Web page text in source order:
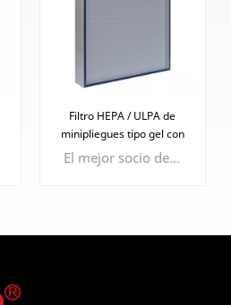
Filtro HEPA / ULPA de
minipliegues tipo gel con
buen sellado
El mejor socio del marco de filo de cuchillo, rendimiento de sellado más efectivo y eficiente.